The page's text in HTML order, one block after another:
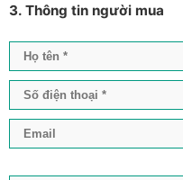
3. Thông tin người mua